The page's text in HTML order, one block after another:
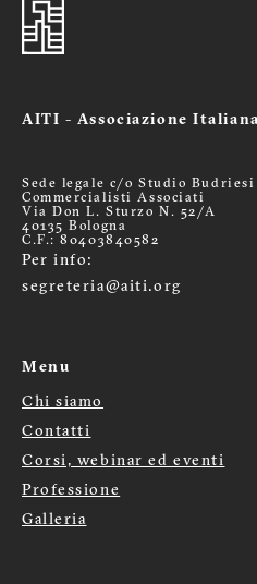
AITI - Associazione
Sede legale c/o Studio
Commercialisti Associati
Via Don L. Sturzo N. 52/A
40135 Bologna
C.F.: 80403840582
Per info:
segreteria@aiti.org
Menu
Menù
footer
Chi siamo
Contatti
Corsi, webinar ed eventi
Professione
Galleria